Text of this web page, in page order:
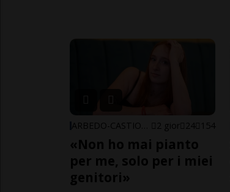
2 gior 24 154
«Non ho mai pianto
per me, solo per i miei
genitori»